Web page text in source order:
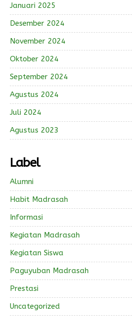
Januari 2025
Desember 2024
November 2024
Oktober 2024
September 2024
Agustus 2024
Juli 2024
Agustus 2023
Label
Alumni
Habit Madrasah
Informasi
Kegiatan Madrasah
Kegiatan Siswa
Paguyuban Madrasah
Prestasi
Uncategorized